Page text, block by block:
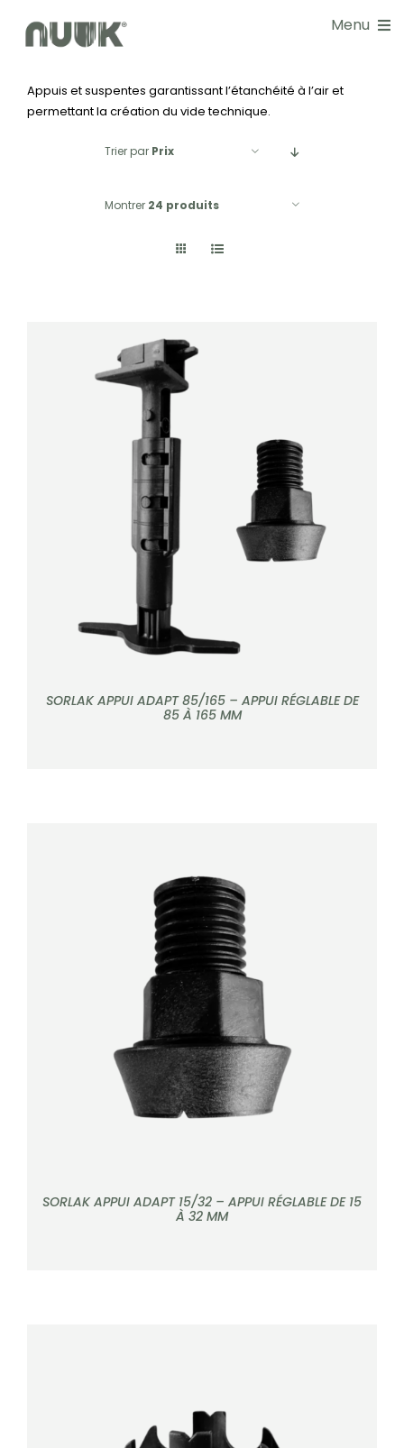
contenu
Menu
NOS SOLUTIONS
DOCUMENTATIONS
Appuis et suspentes garantissant l’étanchéité à l’air et
permettant la création du vide technique.
Trier par Prix
Montrer 24 produits
DÉTAILS
SORLAK APPUI ADAPT 85/165 – APPUI RÉGLABLE DE
85 À 165 MM
DÉTAILS
SORLAK APPUI ADAPT 15/32 – APPUI RÉGLABLE DE 15
À 32 MM